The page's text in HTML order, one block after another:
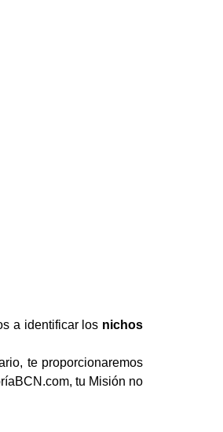
a identificar los nichos
te proporcionaremos
tu Misión no